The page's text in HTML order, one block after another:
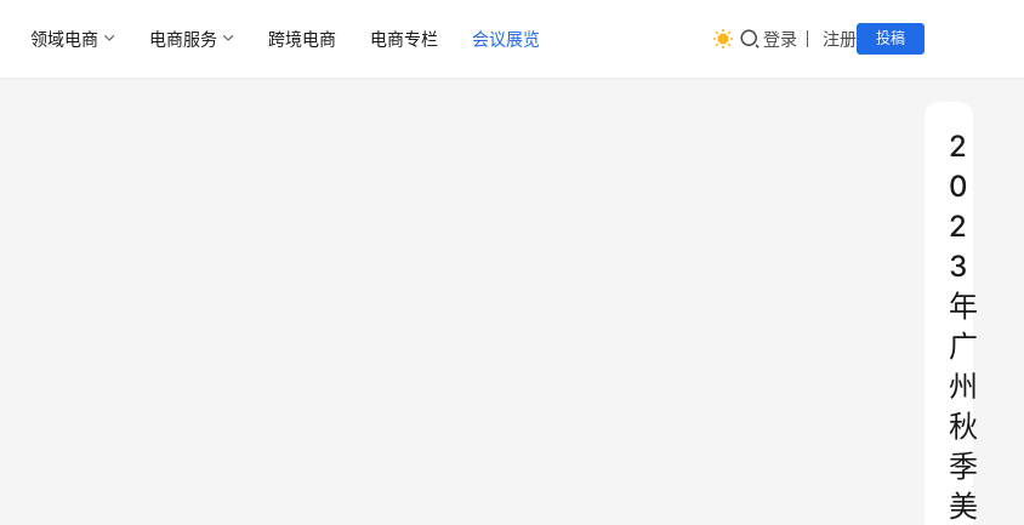
领域电商 电商服务 跨境电商 电商专栏 会议展览 登录 注册 投稿
2
0
2
3
年
广
州
秋
季
美